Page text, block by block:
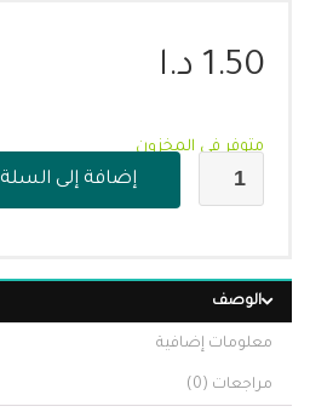
1.50 د.ا
متوفر في المخزون
إضافة إلى السلة
الوصف
معلومات إضافية
مراجعات (0)